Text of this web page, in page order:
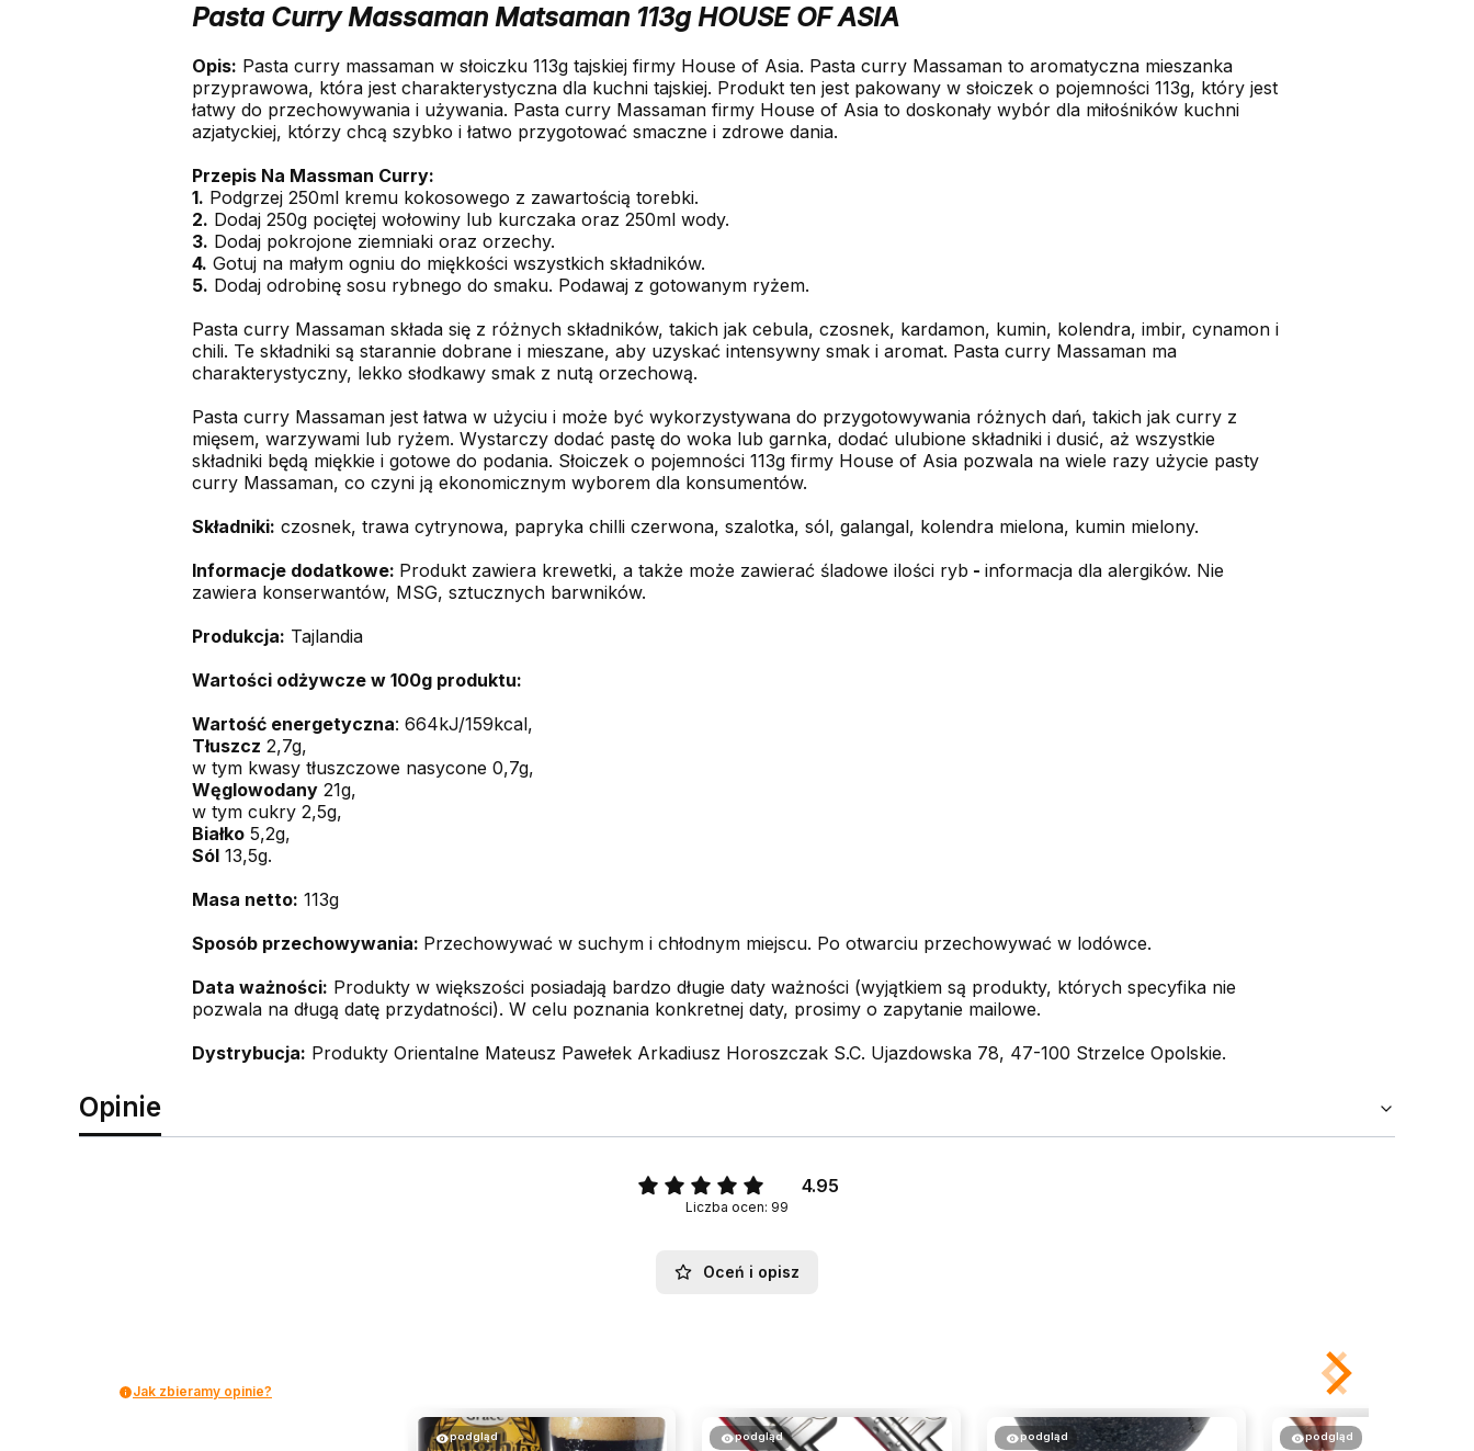
Pasta Curry Massaman Matsaman 113g HOUSE OF ASIA
Opis: Pasta curry massaman w słoiczku 113g tajskiej firmy House of Asia. Pasta curry Massaman to aromatyczna mieszanka
przyprawowa, która jest charakterystyczna dla kuchni tajskiej. Produkt ten jest pakowany w słoiczek o pojemności 113g, który jest
łatwy do przechowywania i używania. Pasta curry Massaman firmy House of Asia to doskonały wybór dla miłośników kuchni
azjatyckiej, którzy chcą szybko i łatwo przygotować smaczne i zdrowe dania.
Przepis Na Massman Curry:
1. Podgrzej 250ml kremu kokosowego z zawartością torebki.
2. Dodaj 250g pociętej wołowiny lub kurczaka oraz 250ml wody.
3. Dodaj pokrojone ziemniaki oraz orzechy.
4. Gotuj na małym ogniu do miękkości wszystkich składników.
5. Dodaj odrobinę sosu rybnego do smaku. Podawaj z gotowanym ryżem.
Pasta curry Massaman składa się z różnych składników, takich jak cebula, czosnek, kardamon, kumin, kolendra, imbir, cynamon i
chili. Te składniki są starannie dobrane i mieszane, aby uzyskać intensywny smak i aromat. Pasta curry Massaman ma
charakterystyczny, lekko słodkawy smak z nutą orzechową.
Pasta curry Massaman jest łatwa w użyciu i może być wykorzystywana do przygotowywania różnych dań, takich jak curry z
mięsem, warzywami lub ryżem. Wystarczy dodać pastę do woka lub garnka, dodać ulubione składniki i dusić, aż wszystkie
składniki będą miękkie i gotowe do podania. Słoiczek o pojemności 113g firmy House of Asia pozwala na wiele razy użycie pasty
curry Massaman, co czyni ją ekonomicznym wyborem dla konsumentów.
Składniki: czosnek, trawa cytrynowa, papryka chilli czerwona, szalotka, sól, galangal, kolendra mielona, kumin mielony.
Informacje dodatkowe: Produkt zawiera krewetki, a także może zawierać śladowe ilości ryb - informacja dla alergików. Nie
zawiera konserwantów, MSG, sztucznych barwników.
Produkcja: Tajlandia
Wartości odżywcze w 100g produktu:
Wartość energetyczna: 664kJ/159kcal,
Tłuszcz 2,7g,
w tym kwasy tłuszczowe nasycone 0,7g,
Węglowodany21g,
w tym cukry 2,5g,
Białko5,2g,
Sól13,5g.
Masa netto: 113g
Sposób przechowywania: Przechowywać w suchym i chłodnym miejscu. Po otwarciu przechowywać w lodówce.
Data ważności: Produkty w większości posiadają bardzo długie daty ważności (wyjątkiem są produkty, których specyfika nie
pozwala na długą datę przydatności). W celu poznania konkretnej daty, prosimy o zapytanie mailowe.
Dystrybucja: Produkty Orientalne Mateusz Pawełek Arkadiusz Horoszczak S.C. Ujazdowska 78, 47-100 Strzelce Opolskie.
Opinie
4.95
Liczba ocen: 99
Oceń i opisz
Jak zbieramy opinie?
podgląd podgląd podgląd podgląd